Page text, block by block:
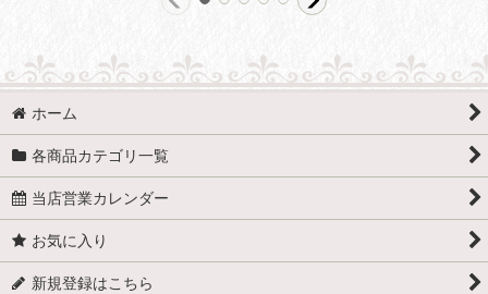
ホーム
各商品カテゴリ一覧
当店営業カレンダー
お気に入り
新規登録はこちら